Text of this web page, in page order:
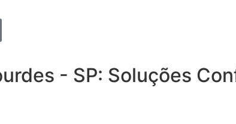
- SP: Soluções